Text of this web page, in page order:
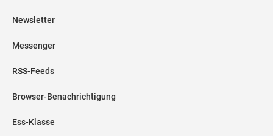
Newsletter
Messenger
RSS-Feeds
Browser-Benachrichtigung
Ess-Klasse